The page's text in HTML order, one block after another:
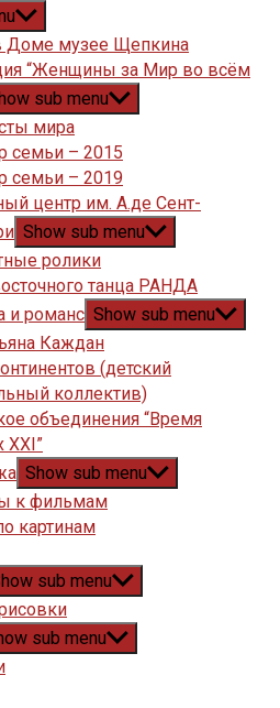
Доме музее Щепкина
“Женщины за Мир во всём
sub menu
мира
семьи – 2015
семьи – 2019
центр им. А.де Сент-
Show sub menu
ролики
танца РАНДА
и романс Show sub menu
Каждан
(детский
коллектив)
объединения “Время
XXI”
Show sub menu
к фильмам
картинам
sub menu
sub menu